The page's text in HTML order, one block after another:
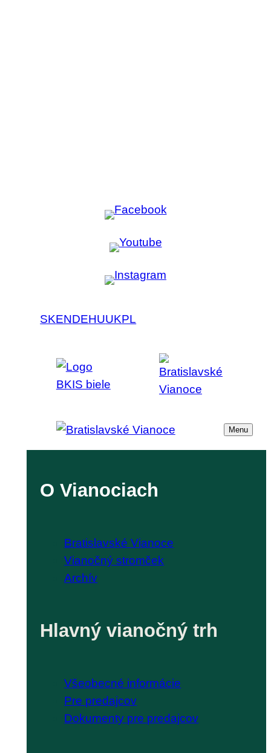
SKENDEHUUKPL
Menu
O Vianociach
Bratislavské Vianoce
Vianočný stromček
Archív
Hlavný vianočný trh
Všeobecné informácie
Pre predajcov
Dokumenty pre predajcov